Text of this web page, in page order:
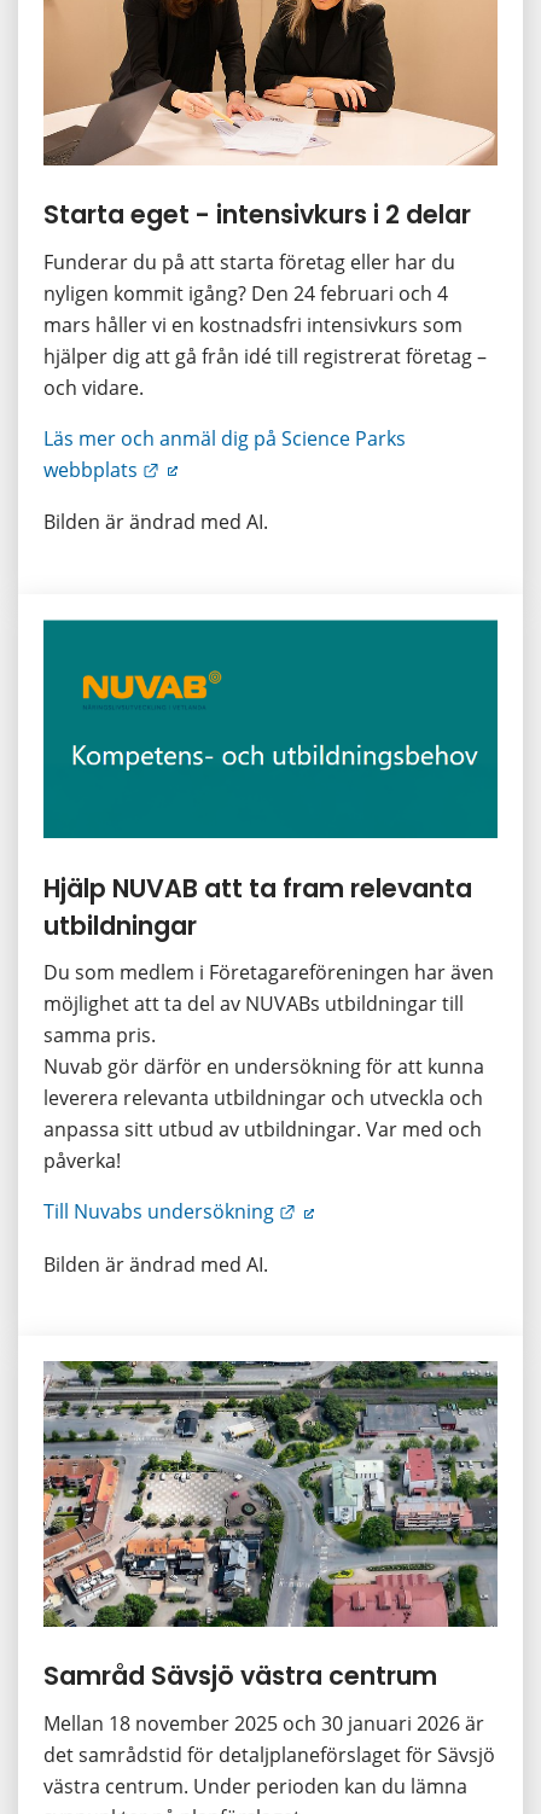
Starta eget - intensivkurs i 2 delar
Funderar du på att starta företag eller har du
nyligen kommit igång? Den 24 februari och 4
mars håller vi en kostnadsfri intensivkurs som
hjälper dig att gå från idé till registrerat företag –
och vidare.
Läs mer och anmäl dig på Science Parks
webbplats
Länk till annan webbplats.
Bilden är ändrad med AI.
Hjälp NUVAB att ta fram relevanta
utbildningar
Du som medlem i Företagareföreningen har även
möjlighet att ta del av NUVABs utbildningar till
samma pris.
Nuvab gör därför en undersökning för att kunna
leverera relevanta utbildningar och utveckla och
anpassa sitt utbud av utbildningar. Var med och
påverka!
Till Nuvabs undersökning
Länk till annan webbplats.
Bilden är ändrad med AI.
Samråd Sävsjö västra centrum
Mellan 18 november 2025 och 30 januari 2026 är
det samrådstid för detaljplaneförslaget för Sävsjö
västra centrum. Under perioden kan du lämna